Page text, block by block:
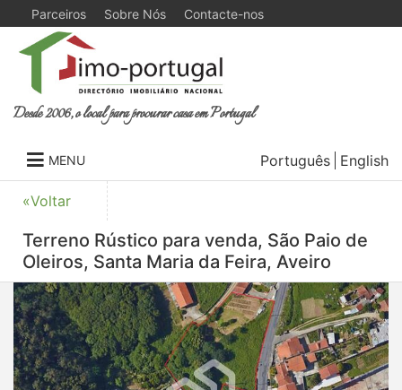
Parceiros Sobre Nós Contacte-nos
Desde 2006, o local para procurar casa em Portugal
MENU Português English
«Voltar
Terreno Rústico para venda, São Paio de
Oleiros, Santa Maria da Feira, Aveiro